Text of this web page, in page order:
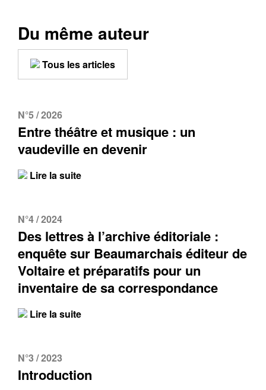
Du même auteur
Tous les articles
N°5 / 2026
Entre théâtre et musique : un
vaudeville en devenir
Lire la suite
N°4 / 2024
Des lettres à l’archive éditoriale :
enquête sur Beaumarchais éditeur de
Voltaire et préparatifs pour un
inventaire de sa correspondance
Lire la suite
N°3 / 2023
Introduction